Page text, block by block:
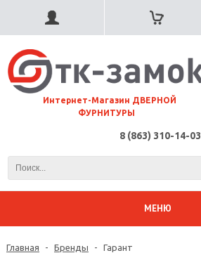
⠀Интернет-Магазин ДВЕРНОЙ
ФУРНИТУРЫ
8 (863) 310-14-03
МЕНЮ
Главная - Бренды - Гарант